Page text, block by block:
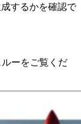
するかを確認で
ーをご覧くだ